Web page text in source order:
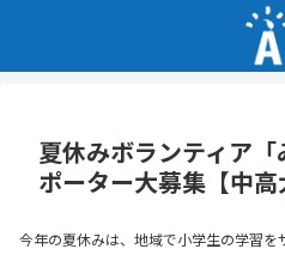
夏休みボランティア
ポーター大募集【中高
今年の夏休みは、地域で小学生の学習